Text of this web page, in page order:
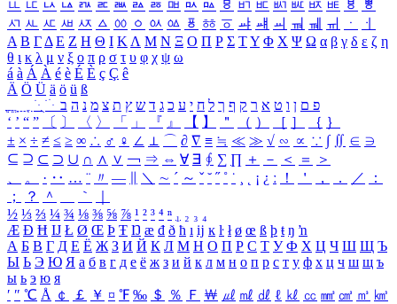
ㅥ ㅦ ㅧ ㅨ ㅩ ㅪ ㅫ ㅬ ㅭ ㅮ ㅯ ㅰ ㅱ ㅲ ㅳ ㅴ ㅵ ㅶ ㅷ ㅸ
ㅹ
ㅺ ㅻ ㅼ ㅽ ㅾ ㅿ ㆀ ㆁ ㆂ ㆃ ㆄ ㆅ ㆆ ㆇ ㆈ ㆉ ㆊ ㆋ ㆌ ㆍ
ㆎ
Α Β ΓΔ Ε Ζ Η Θ Ι ΚΛ Μ Ν Ξ Ο Π Ρ Σ ΤΥ Φ Χ Ψ Ω α β γ δ ε ζ η
θ ι κ λ μ ν ξ ο π ρ σ τ υ φ χ ψ ω
á à Á À é è É È ç Ç ê
Ä Ö Ü ä ö ü ß
ִֶֹ ֻּ ׁׂ פ ם ן ו ט א ר ק ף ך ל ח י ע כ ג ד ש ץ ת צ מ נ ה ב
‘ ’ “ ” 〔 〕 〈 〉 「 」 『 』 【 】 ＂ （ ） ［ ］ ｛ ｝
± × ÷ ≠ ≤ ≥ ∞ ∴ ♂ ♀ ∠ ⊥ ⌒ ∂ ∇ ≡ ≒ ≪ ≫ √ ∽ ∝ ∵ ∫ ∬ ∈ ∋
⊆ ⊇ ⊂ ⊃ ∪ ∩ ∧ ∨ ￢ ⇒ ⇔ ∀ ∃ ∮ ∑ ∏ ＋ － ＜ ＝
＞
、
。 · ‥ … ¨ 〃 ― ＼ ∼ ´ ～ ˇ ˘ ˝ ˚ ˙ ¸ ¡ ¿ ː ！ ＇ ， ． ／
：
；
？ ＾ ｀
½ ⅓ ⅔ ¼ ¾ ⅛ ⅜ ⅝ ⅞ ¹ ² ³ ⁴ ⁿ ₁ ₂ ₃ ₄
Æ Ð Ħ Ĳ Ł Ø Œ Þ Ŧ Ŋ æ đ ð ħ ı ĳ ĸ ŀ ł ø œ ß þ ŧ ŋ ŉ
А Б В Г Д Е Ё Ж З И Й К Л М Н О П Р С Т У Ф Х Ц Ч Ш Щ Ъ
Ы Ь Э Ю Я а б в г д е ё ж з и й к л м н о п р с т у ф х ц ч ш щ ъ
ы ь э ю я
′ ″ ℃ Å ￠ ￡ ￥ ¤ ℉ ‰ ＄ ％ Ｆ ￦ ㎕ ㎖ ㎗ ℓ ㎘ ㏄ ㎣ ㎤ ㎥ ㎦